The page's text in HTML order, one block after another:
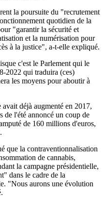
la poursuite du "recrutement
quotidien de la
"garantir la sécurité et
et la numérisation pour
à la justice", a-t-elle expliqué.
c'est le Parlement qui le
2022 qui traduira (ces)
les moyens pour aboutir à
déjà augmenté en 2017,
de l'été annoncé un coup de
de 160 millions d'euros,
que la contraventionnalisation
de cannabis,
la campagne présidentielle,
dans le cadre de la
"Nous aurons une évolution